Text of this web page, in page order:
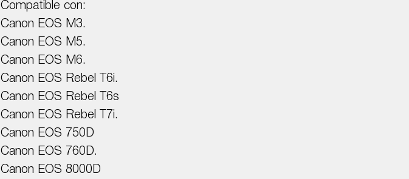
Compatible con:
Canon EOS M3.
Canon EOS M5.
Canon EOS M6.
Canon EOS Rebel T6i.
Canon EOS Rebel T6s
Canon EOS Rebel T7i.
Canon EOS 750D
Canon EOS 760D.
Canon EOS 8000D